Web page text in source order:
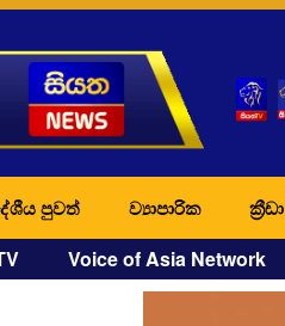
පුවත් ව්‍යාපාරික ක්‍රීඩා
Voice of Asia Network